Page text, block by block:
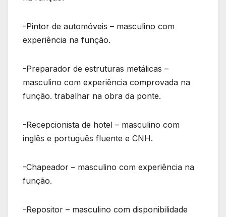
-Pintor de automóveis – masculino com
experiência na função.
-Preparador de estruturas metálicas –
masculino com experiência comprovada na
função. trabalhar na obra da ponte.
-Recepcionista de hotel – masculino com
inglês e português fluente e CNH.
-Chapeador – masculino com experiência na
função.
-Repositor – masculino com disponibilidade